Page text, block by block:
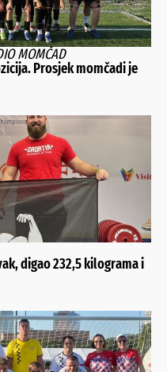
MOMČAD
Prosjek momčadi je
digao 232,5 kilograma i